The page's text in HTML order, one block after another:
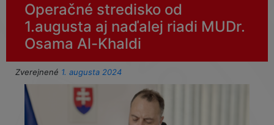
Operačné stredisko od
1.augusta aj naďalej riadi MUDr.
Osama Al-Khaldi
Zverejnené 1. augusta 2024